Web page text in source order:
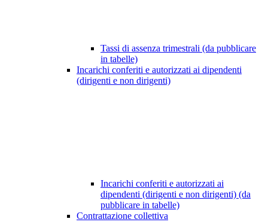
Tassi di assenza trimestrali (da pubblicare
in tabelle)
Incarichi conferiti e autorizzati ai dipendenti
(dirigenti e non dirigenti)
Incarichi conferiti e autorizzati ai
dipendenti (dirigenti e non dirigenti) (da
pubblicare in tabelle)
Contrattazione collettiva